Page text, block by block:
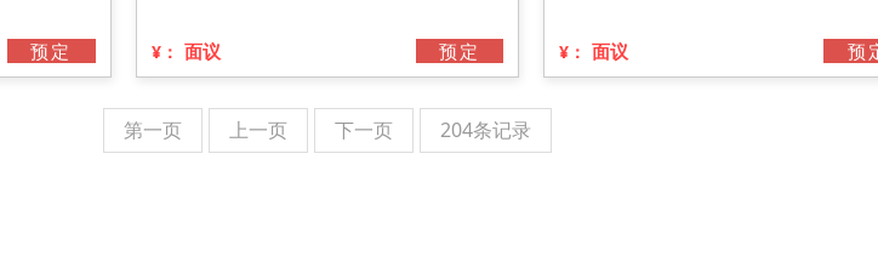
预定 ¥： 面议 预定 ¥： 面议 预
第一页 上一页 下一页 204条记录